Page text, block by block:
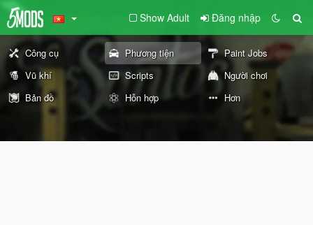
Show Adult Đăng nhập
Công cụ Phương tiện
Paint Jobs
Vũ khí
Scripts
Người chơi
Bản đồ
Hỗn hợp Hơn